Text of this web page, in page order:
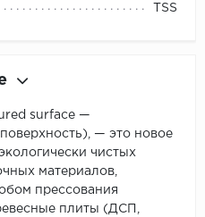
TSS
surface —
— это новое
чистых
материалов,
прессования
плиты (ДСП,